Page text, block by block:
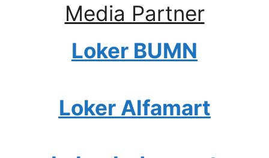
Media Partner
Loker BUMN
Loker Alfamart